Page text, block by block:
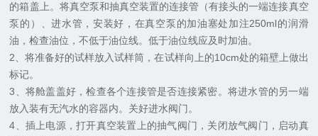
的箱盖上。 将真空泵和抽真空装置的连接管（有接头的一端连接真空
泵的）、进水管，安装好，在真空泵的加油塞处加注250ml的润滑
油，检查油位，不低于油位线。低于油位线应及时加油。
2、将准备好的试样放入试样筒，在试样向上的10cm处的箱壁上做出
标记。
3、将舱盖盖好，检查各个连接管是否连接紧密。将进水管的另一端
放入装有无汽水的容器内。关好进水阀门。
4、插上电源，打开真空装置上的抽气阀门，关闭放气阀门，启动真